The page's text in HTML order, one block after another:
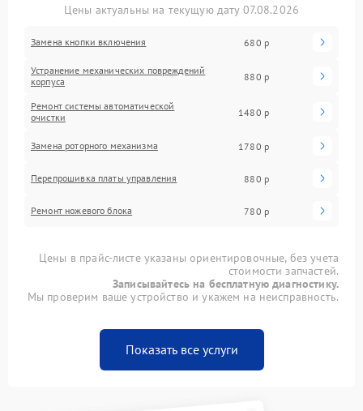
Цены актуальны на текущую дату 07.08.2026
Замена кнопки включения 680 р
Устранение механических повреждений
корпуса
880 р
Ремонт системы автоматической
очистки
1480 р
Замена роторного механизма 1780 р
Перепрошивка платы управления 880 р
Ремонт ножевого блока 780 р
Цены в прайс-листе указаны ориентировочные, без учета
стоимости запчастей.
Записывайтесь на бесплатную диагностику.
Мы проверим ваше устройство и укажем на неисправность.
Показать все услуги